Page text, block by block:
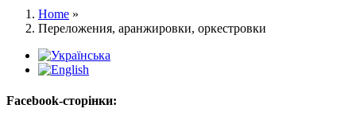
Home »
Переложения, аранжировки, оркестровки
Facebook-сторінки: